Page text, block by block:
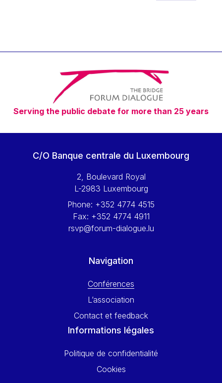
Timothy Radcliffe
Vaclav Klaus
Vassilios Skouris
Vítor Manuel da Silva Caldeira
Viviane Reding
Walter Hagg
Wolfgang Ketterle
Yossi Beillin
Yves FRANCHET
Serving the public debate for more than 25 years
C/O Banque centrale du Luxembourg
2, Boulevard Royal
L-2983 Luxembourg
Phone: +352 4774 4515
Fax: +352 4774 4911
rsvp@forum-dialogue.lu
Navigation
Conférences
L’association
Contact et feedback
Informations légales
Politique de confidentialité
Cookies